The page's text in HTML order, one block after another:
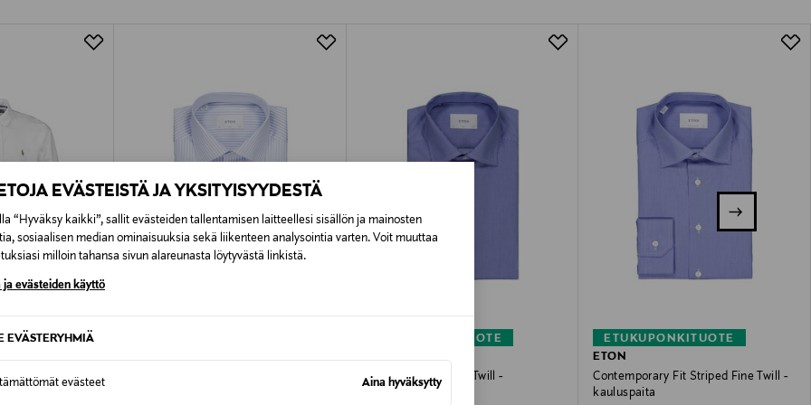
EVÄSTEISTÄ JA YKSITYISYYDESTÄ
“Hyväksy kaikki”, sallit evästeiden tallentamisen laitteellesi sisällön ja mainosten
sosiaalisen median ominaisuuksia sekä liikenteen analysointia varten. Voit muuttaa
milloin tahansa sivun alareunasta löytyvästä linkistä.
ja evästeiden käyttö
EVÄSTERYHMIÄ
evästeet Aina hyväksytty
Alk. 6,90 €, kun toimitus on saatavilla valittuun osoitteeseen.
ETON
ETUKUPONKITUOTE
ETON
Slim Fit Striped Fine Twill -
ETUKUPONKITUOTE
ETON
Contemporary Fit Striped Fine Twill -
kauluspaita